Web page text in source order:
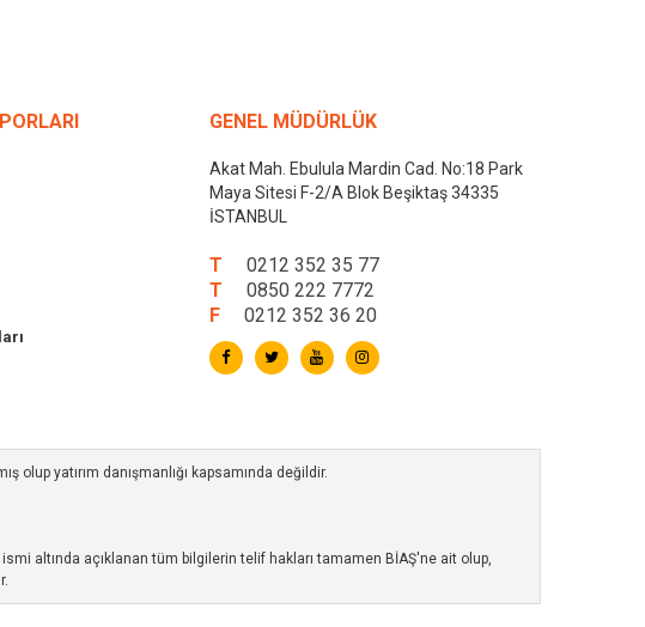
GENEL MÜDÜRLÜK
Akat Mah. Ebulula Mardin Cad. No:18 Park
Maya Sitesi F-2/A Blok Beşiktaş 34335
İSTANBUL
T
0212 352 35 77
T
0850 222 7772
F
0212 352 36 20
olup yatırım danışmanlığı kapsamında değildir.
altında açıklanan tüm bilgilerin telif hakları tamamen BİAŞ'ne ait olup,